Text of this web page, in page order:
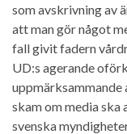
som avskrivning av
att man gör något
fall givit fadern
UD:s agerande
uppmärksammande
skam om media ska
svenska